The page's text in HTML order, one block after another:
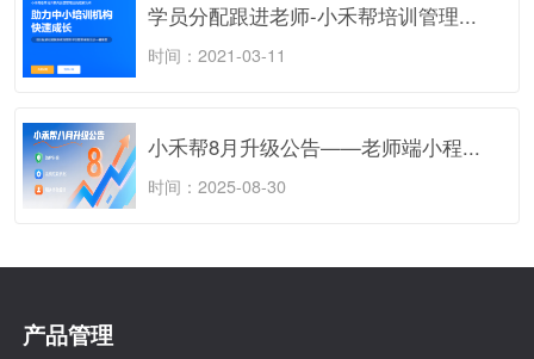
学员分配跟进老师-小禾帮培训管理...
时间：2021-03-11
小禾帮8月升级公告——老师端小程...
时间：2025-08-30
产品管理